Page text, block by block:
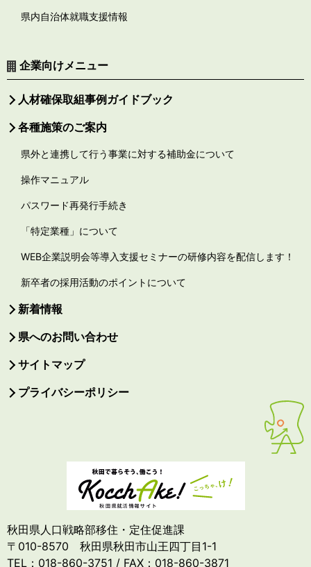
県内自治体就職支援情報
企業向けメニュー
人材確保取組事例ガイドブック
各種施策のご案内
県外と連携して行う事業に対する補助金について
操作マニュアル
パスワード再発行手続き
「特定業種」について
WEB企業説明会等導入支援セミナーの研修内容を配信します！
新卒者の採用活動のポイントについて
新着情報
県へのお問い合わせ
サイトマップ
プライバシーポリシー
秋田県人口戦略部移住・定住促進課
〒010-8570 秋田県秋田市山王四丁目1-1
TEL：018-860-3751 / FAX：018-860-3871